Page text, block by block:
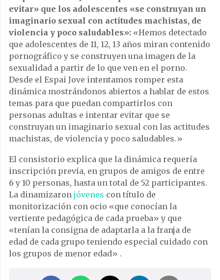
evitar» que los adolescentes «se construyan un
imaginario sexual con actitudes machistas, de
violencia y poco saludables»: «Hemos detectado
que adolescentes de 11, 12, 13 años miran contenido
pornográfico y se construyen una imagen de la
sexualidad a partir de lo que ven en el porno.
Desde el Espai Jove intentamos romper esta
dinámica mostrándonos abiertos a hablar de estos
temas para que puedan compartirlos con
personas adultas e intentar evitar que se
construyan un imaginario sexual con las actitudes
machistas, de violencia y poco saludables.»
El consistorio explica que la dinámica requería
inscripción previa, en grupos de amigos de entre
6 y 10 personas, hasta un total de 52 participantes.
La dinamizaron jóvenes con título de
monitorización con ocio «que conocían la
vertiente pedagógica de cada prueba» y que
«tenían la consigna de adaptarla a la franja de
edad de cada grupo teniendo especial cuidado con
los grupos de menor edad» .